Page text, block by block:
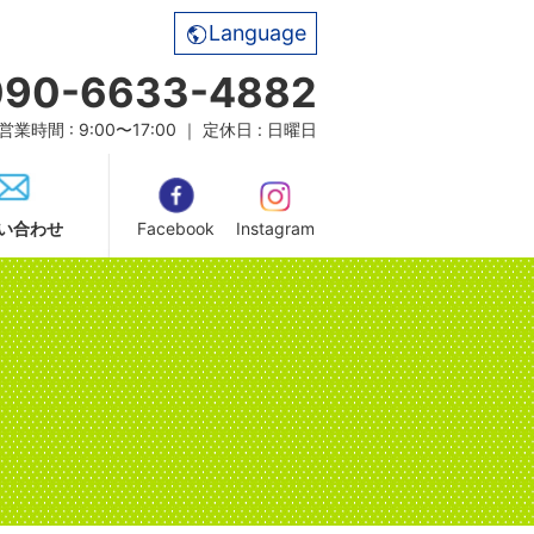
Language
6633-4882
業時間 : 9:00〜17:00 ｜ 定休日 : 日曜日
合わせ Facebook Instagram